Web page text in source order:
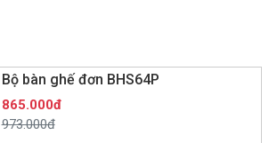
Bộ bàn ghế đơn BHS64P
865.000đ
973.000đ